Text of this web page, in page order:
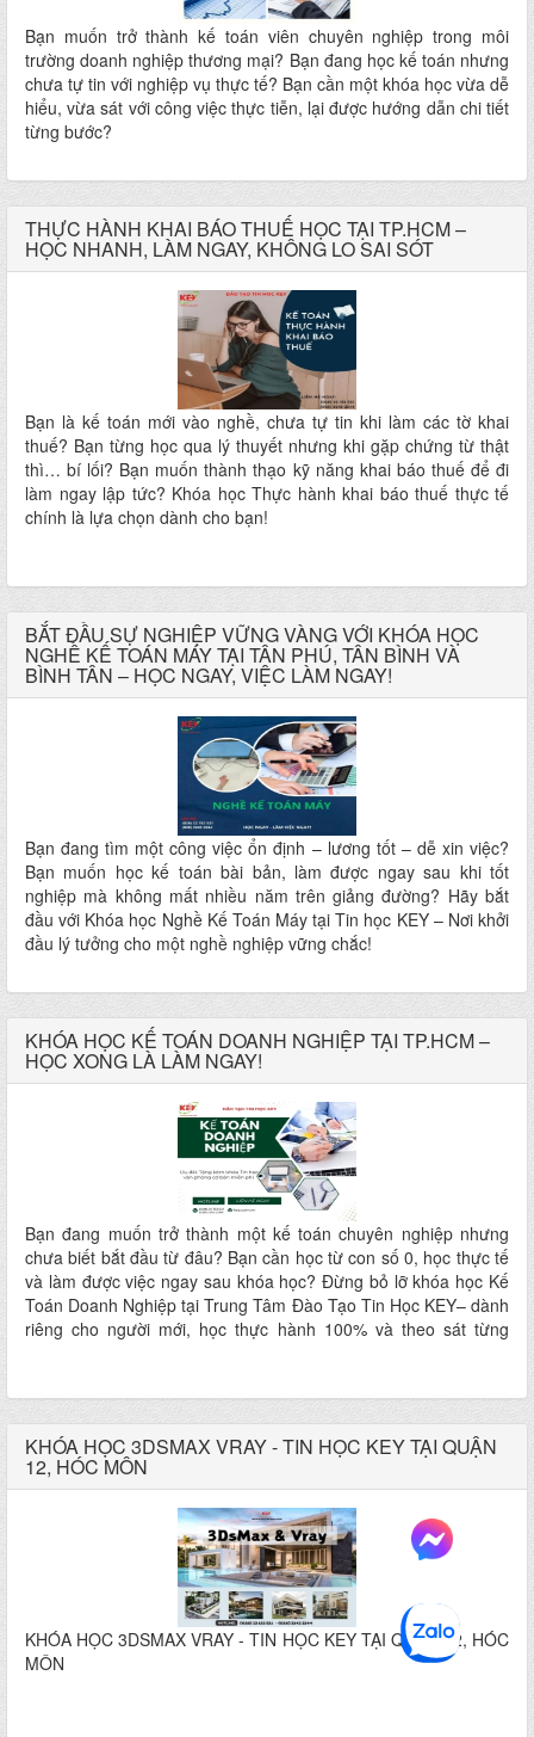
Bạn muốn trở thành kế toán viên chuyên nghiệp trong môi
trường doanh nghiệp thương mại? Bạn đang học kế toán nhưng
chưa tự tin với nghiệp vụ thực tế? Bạn cần một khóa học vừa dễ
hiểu, vừa sát với công việc thực tiễn, lại được hướng dẫn chi tiết
từng bước?
THỰC HÀNH KHAI BÁO THUẾ HỌC TẠI TP.HCM –
HỌC NHANH, LÀM NGAY, KHÔNG LO SAI SÓT
Bạn là kế toán mới vào nghề, chưa tự tin khi làm các tờ khai
thuế? Bạn từng học qua lý thuyết nhưng khi gặp chứng từ thật
thì… bí lối? Bạn muốn thành thạo kỹ năng khai báo thuế để đi
làm ngay lập tức? Khóa học Thực hành khai báo thuế thực tế
chính là lựa chọn dành cho bạn!
BẮT ĐẦU SỰ NGHIỆP VỮNG VÀNG VỚI KHÓA HỌC
NGHỀ KẾ TOÁN MÁY TẠI TÂN PHÚ, TÂN BÌNH VÀ
BÌNH TÂN – HỌC NGAY, VIỆC LÀM NGAY!
Bạn đang tìm một công việc ổn định – lương tốt – dễ xin việc?
Bạn muốn học kế toán bài bản, làm được ngay sau khi tốt
nghiệp mà không mất nhiều năm trên giảng đường? Hãy bắt
đầu với Khóa học Nghề Kế Toán Máy tại Tin học KEY – Nơi khởi
đầu lý tưởng cho một nghề nghiệp vững chắc!
KHÓA HỌC KẾ TOÁN DOANH NGHIỆP TẠI TP.HCM –
HỌC XONG LÀ LÀM NGAY!
Bạn đang muốn trở thành một kế toán chuyên nghiệp nhưng
chưa biết bắt đầu từ đâu? Bạn cần học từ con số 0, học thực tế
và làm được việc ngay sau khóa học? Đừng bỏ lỡ khóa học Kế
Toán Doanh Nghiệp tại Trung Tâm Đào Tạo Tin Học KEY– dành
riêng cho người mới, học thực hành 100% và theo sát từng
KHÓA HỌC 3DSMAX VRAY - TIN HỌC KEY TẠI QUẬN
12, HÓC MÔN
KHÓA HỌC 3DSMAX VRAY - TIN HỌC KEY TẠI QUẬN 12, HÓC
MÔN